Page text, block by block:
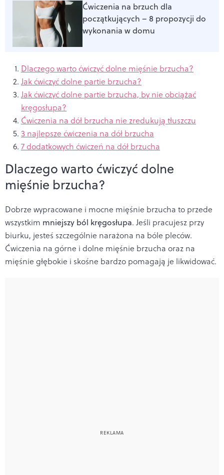
Ćwiczenia na brzuch dla
początkujących – 8 propozycji do
wykonania w domu
Dlaczego warto ćwiczyć dolne mięśnie brzucha?
Jak ćwiczyć dolne partie brzucha?
Jak ćwiczyć dolne partie brzucha, by nie obciążać
kręgosłupa?
Ćwiczenia na dół brzucha nie zredukują tłuszczu
3 najlepsze ćwiczenia na dół brzucha
7 dodatkowych ćwiczeń na dół brzucha
Dlaczego warto ćwiczyć dolne
mięśnie brzucha?
Dobrze wypracowane i mocne mięśnie brzucha to przede
wszystkim mniejszy ból kręgosłupa. Jeśli pracujesz przy
biurku, jesteś szczególnie narażona na bóle pleców.
Ćwiczenia na górne i dolne mięśnie brzucha oraz na
mięśnie głębokie i skośne bardzo pomagają je likwidować.